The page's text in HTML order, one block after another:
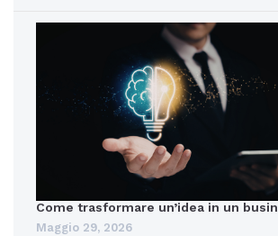
Come trasformare un’idea in un
Maggio 29, 2026